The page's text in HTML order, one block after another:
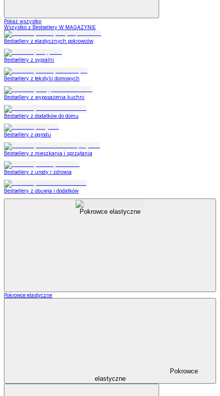
Pokaż wszystko
Wszystko z Bestsellery W MAGAZYNIE
Bestsellery z elastycznych pokrowców
Bestsellery z sypialni
Bestsellery z tekstylii domowych
Bestsellery z wyposażenia kuchni
Bestsellery z dodatków do domu
Bestsellery z ogrodu
Bestsellery z mieszkania i sprzątania
Bestsellery z urody i zdrowia
Bestsellery z obuwia i dodatków
Pokrowce elastyczne
Pokrowce elastyczne
Pokrowce
elastyczne